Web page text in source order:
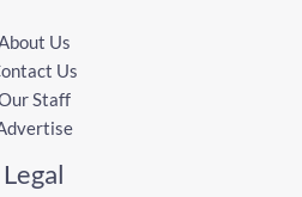
Us
Us
Staff
Legal